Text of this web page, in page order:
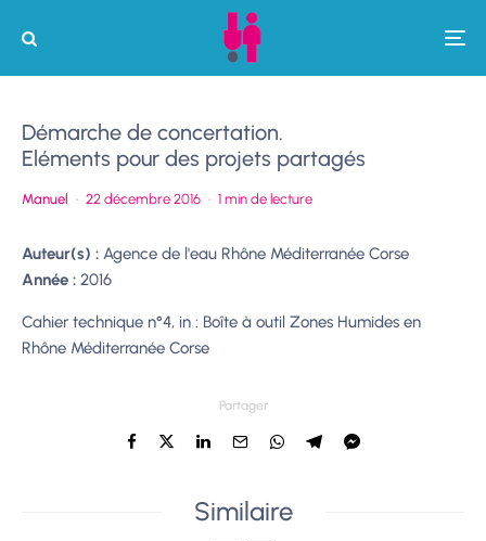
Démarche de concertation.
Eléments pour des projets partagés
Manuel · 22 décembre 2016 · 1 min de lecture
Auteur(s) : Agence de l'eau Rhône Méditerranée Corse
Année : 2016
Cahier technique n°4, in : Boîte à outil Zones Humides en
Rhône Méditerranée Corse
Partager
Similaire